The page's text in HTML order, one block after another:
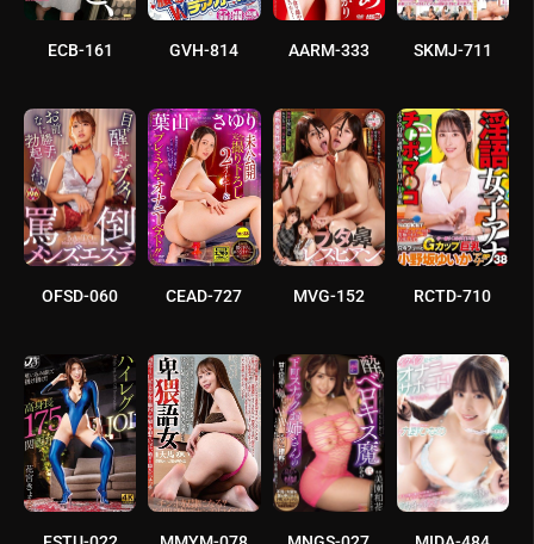
ECB-161 GVH-814 AARM-333 SKMJ-711
OFSD-060 CEAD-727 MVG-152 RCTD-710